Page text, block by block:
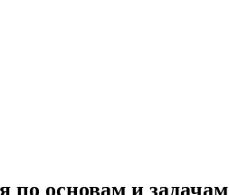
по основам и задачам